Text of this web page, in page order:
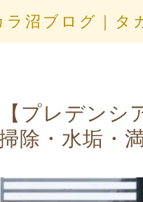
ラ沼ブログ｜タ
プレデンシ
除・水垢・